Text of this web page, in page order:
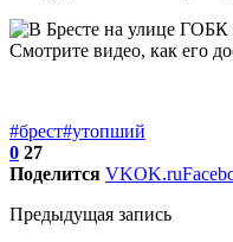
#брест#утопший
0 27
Поделится VKOK.ru
Предыдущая запись